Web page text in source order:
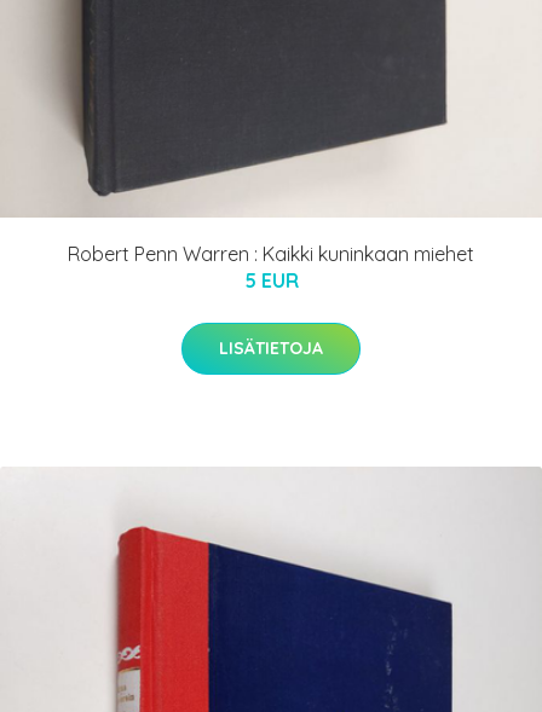
Robert Penn Warren : Kaikki kuninkaan miehet
5 EUR
LISÄTIETOJA